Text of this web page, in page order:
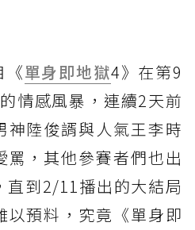
《單身即地獄4》在第9
情感風暴，連續2天前
神陸俊諝與人氣王李時
罵，其他參賽者們也出
直到2/11播出的大結局
以預料，究竟《單身即